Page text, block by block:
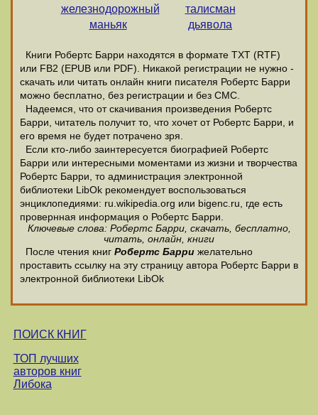
железнодорожный
маньяк
талисман
дьявола
Книги Робертс Барри находятся в формате ТХТ (RTF)
или FB2 (EPUB или PDF). Никакой регистрации не нужно -
скачать или читать онлайн книги писателя Робертс Барри
можно бесплатно, без регистрации и без СМС.
Надеемся, что от скачивания произведения Робертс
Барри, читатель получит то, что хочет от Робертс Барри, и
его время не будет потрачено зря.
Если кто-либо заинтересуется биографией Робертс
Барри или интересными моментами из жизни и творчества
Робертс Барри, то администрация электронной
библиотеки LibOk рекомендует воспользоваться
энциклопедиями: ru.wikipedia.org или bigenc.ru, где есть
провернная информация о Робертс Барри.
Ключевые слова: Робертс Барри, скачать, бесплатно,
читать, онлайн, книги
После чтения книг Робертс Барри желательно
проставить ссылку на эту страницу автора Робертс Барри в
электронной библиотеки LibOk
ПОИСК КНИГ
ТОП лучших
авторов книг
Либока